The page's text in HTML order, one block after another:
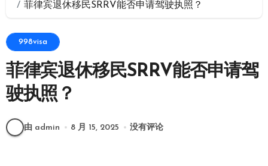
菲律宾退休移民SRRV能否申请驾驶执照？
998visa
菲律宾退休移民SRRV能否申请驾
驶执照？
由 admin 8 月 15, 2025 没有评论